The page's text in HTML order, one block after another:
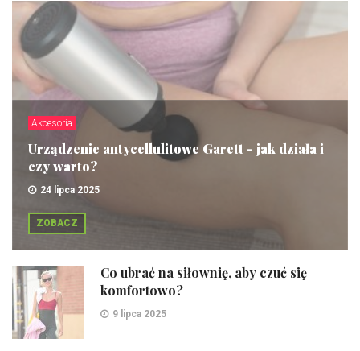
Akcesoria
Urządzenie antycellulitowe Garett - jak działa i
czy warto?
24 lipca 2025
ZOBACZ
Co ubrać na siłownię, aby czuć się
komfortowo?
9 lipca 2025